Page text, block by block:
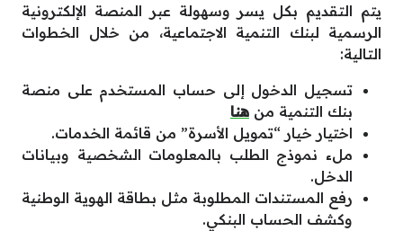
يتم التقديم بكل يسر وسهولة عبر المنصة الإلكترونية
الرسمية لبنك التنمية الاجتماعية، من خلال الخطوات
التالية:
تسجيل الدخول إلى حساب المستخدم على منصة
بنك التنمية من هنا
اختيار خيار “تمويل الأسرة” من قائمة الخدمات.
ملء نموذج الطلب بالمعلومات الشخصية وبيانات
الدخل.
رفع المستندات المطلوبة مثل بطاقة الهوية الوطنية
وكشف الحساب البنكي.